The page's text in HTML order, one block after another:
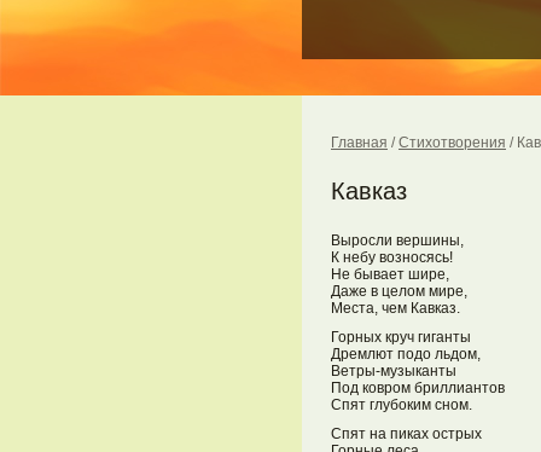
Главная /Стихотворения /
Кавказ
Выросли вершины,
К небу возносясь!
Не бывает шире,
Даже в целом мире,
Места, чем Кавказ.
Горных круч гиганты
Дремлют подо льдом,
Ветры-музыканты
Под ковром бриллиантов
Спят глубоким сном.
Спят на пиках острых